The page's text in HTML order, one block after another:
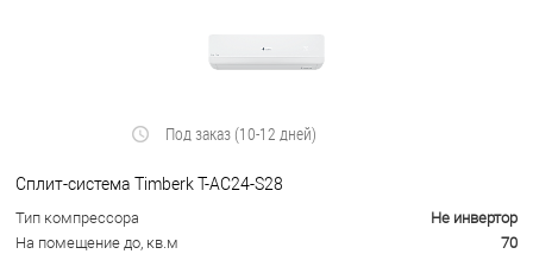
Под заказ (10-12 дней)
Сплит-система Timberk T-AC24-S28
Тип компрессора
Не инвертор
На помещение до, кв.м
70